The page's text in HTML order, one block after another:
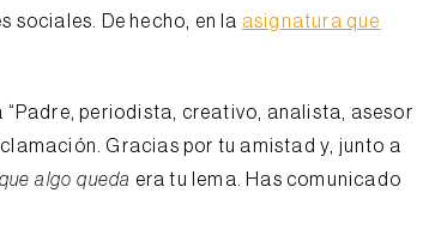
sociales. De hecho, en la asignatura que
“Padre, periodista, creativo, analista, asesor
Gracias por tu amistad y, junto a
algo queda era tu lema. Has comunicado